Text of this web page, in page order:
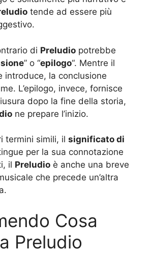
tende ad essere più
di Preludio potrebbe
” o “epilogo“. Mentre il
introduce, la conclusione
L’epilogo, invece, fornisce
dopo la fine della storia,
ne prepare l’inizio.
termini simili, il significato di
per la sua connotazione
il Preludio è anche una breve
che precede un’altra
Cosa
Preludio